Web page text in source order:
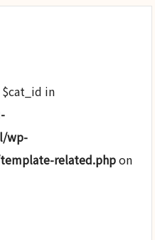
in
wp-
related.phpon